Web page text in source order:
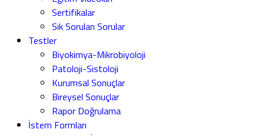
Sertifikalar
Sık Sorulan Sorular
Testler
Biyokimya-Mikrobiyoloji
Patoloji-Sistoloji
Kurumsal Sonuçlar
Bireysel Sonuçlar
Rapor Doğrulama
İstem Formları